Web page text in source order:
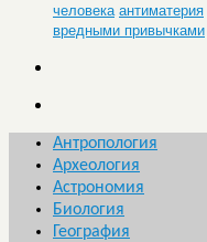
человека антиматерия
вредными привычками
Антропология
Археология
Астрономия
Биология
География